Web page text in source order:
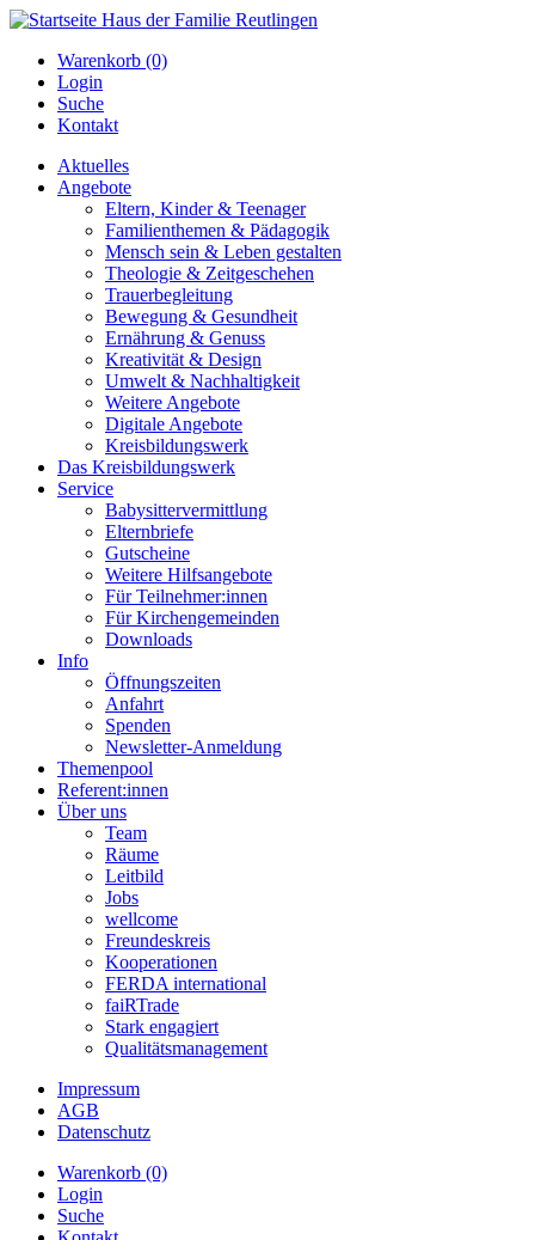
Warenkorb (0)
Login
Suche
Kontakt
Aktuelles
Angebote
Eltern, Kinder & Teenager
Familienthemen & Pädagogik
Mensch sein & Leben gestalten
Theologie & Zeitgeschehen
Trauerbegleitung
Bewegung & Gesundheit
Ernährung & Genuss
Kreativität & Design
Umwelt & Nachhaltigkeit
Weitere Angebote
Digitale Angebote
Kreisbildungswerk
Das Kreisbildungswerk
Service
Babysittervermittlung
Elternbriefe
Gutscheine
Weitere Hilfsangebote
Für Teilnehmer:innen
Für Kirchengemeinden
Downloads
Info
Öffnungszeiten
Anfahrt
Spenden
Newsletter-Anmeldung
Themenpool
Referent:innen
Über uns
Team
Räume
Leitbild
Jobs
wellcome
Freundeskreis
Kooperationen
FERDA international
faiRTrade
Stark engagiert
Qualitätsmanagement
Impressum
AGB
Datenschutz
Warenkorb (0)
Login
Suche